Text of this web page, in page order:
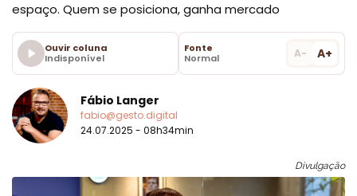
espaço. Quem se posiciona, ganha mercado
Ouvir coluna
Indisponível
Fonte
Normal
A- A+
Fábio Langer
fabio@gesto.digital
24.07.2025 - 08h34min
Divulgação